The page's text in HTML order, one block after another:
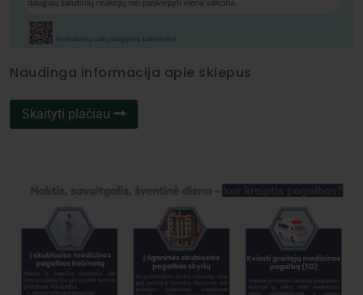
Naudinga informacija apie skiepus
Skaityti plačiau